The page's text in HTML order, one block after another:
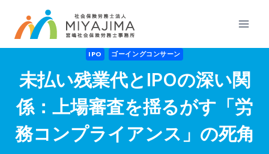
ス
IPO ゴーイングコンサーン
未払い残業代とIPOの深い関
係：上場審査を揺るがす「労
務コンプライアンス」の死角